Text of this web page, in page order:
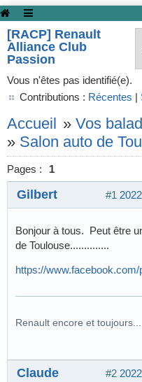
[RACP] Renault
Alliance Club
Passion
Vous n'êtes pas identifié(e).
Contributions : Récentes |
Accueil » Vos
» Salon auto de
Pages : 1
#1
Gilbert
Bonjour à tous. Peut être
de Toulouse..............
https://
Renault encore et
#2
Claude